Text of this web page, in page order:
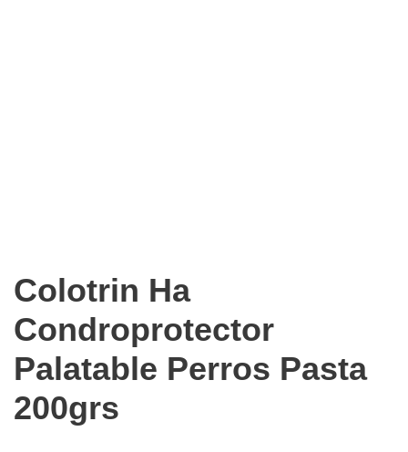
Colotrin Ha
Condroprotector
Palatable Perros Pasta
200grs